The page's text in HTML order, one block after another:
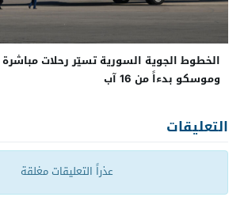
الخطوط الجوية السورية تسيّر رحلات
وموسكو بدءاً من 16 آب
التعليقات
عذراً التعليقات مغلقة